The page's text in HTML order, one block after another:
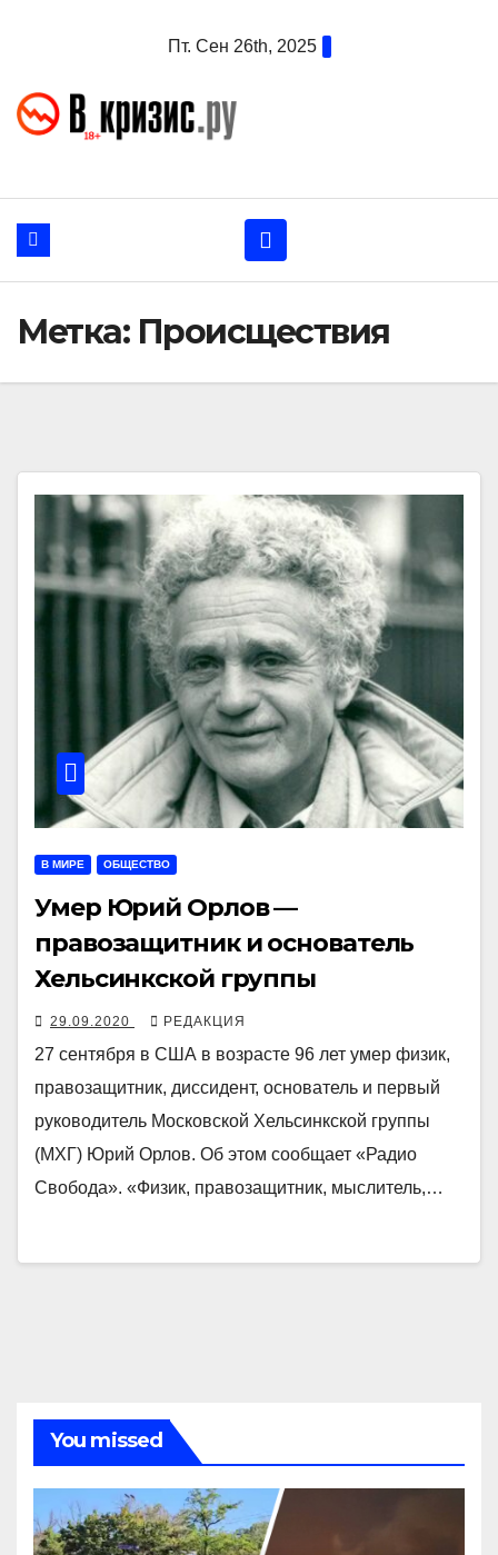
Пт. Сен 26th, 2025
Метка: Происществия
В МИРЕ ОБЩЕСТВО
Умер Юрий Орлов —
правозащитник и основатель
Хельсинкской группы
29.09.2020 РЕДАКЦИЯ
27 сентября в США в возрасте 96 лет умер физик,
правозащитник, диссидент, основатель и первый
руководитель Московской Хельсинкской группы
(МХГ) Юрий Орлов. Об этом сообщает «Радио
Свобода». «Физик, правозащитник, мыслитель,…
You missed